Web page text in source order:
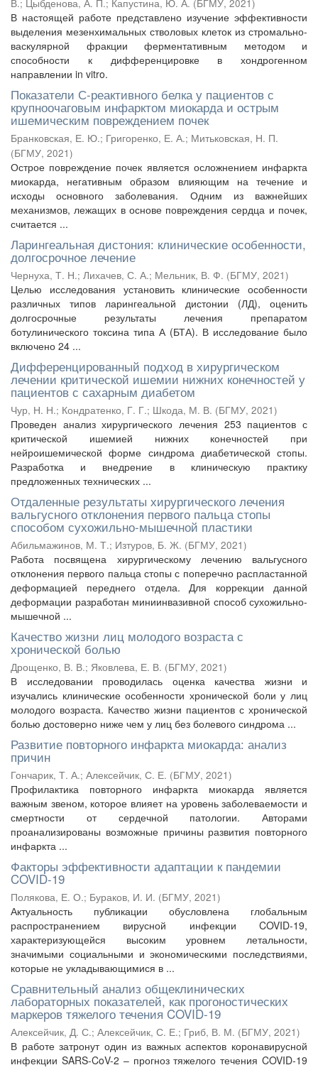
В.; Цыбденова, А. П.; Капустина, Ю. А. (БГМУ, 2021 )
В настоящей работе представлено изучение эффективности
выделения мезенхимальных стволовых клеток из стромально-
васкулярной фракции ферментативным методом и
способности к дифференцировке в хондрогенном
направлении in vitro.
Показатели С-реактивного белка у пациентов с
крупноочаговым инфарктом миокарда и острым
ишемическим повреждением почек
Бранковская, Е. Ю.; Григоренко, Е. А.; Митьковская, Н. П.
(БГМУ, 2021)
Острое повреждение почек является осложнением инфаркта
миокарда, негативным образом влияющим на течение и
исходы основного заболевания. Одним из важнейших
механизмов, лежащих в основе повреждения сердца и почек,
считается ...
Ларингеальная дистония: клинические особенности,
долгосрочное лечение
Чернуха, Т. Н.; Лихачев, С. А.; Мельник, В. Ф. (БГМУ, 2021)
Целью исследования установить клинические особенности
различных типов ларингеальной дистонии (ЛД), оценить
долгосрочные результаты лечения препаратом
ботулинического токсина типа А (БТА). В исследование было
включено 24 ...
Дифференцированный подход в хирургическом
лечении критической ишемии нижних конечностей у
пациентов с сахарным диабетом
Чур, Н. Н.; Кондратенко, Г. Г.; Шкода, М. В. (БГМУ, 2021)
Проведен анализ хирургического лечения 253 пациентов с
критической ишемией нижних конечностей при
нейроишемической форме синдрома диабетической стопы.
Разработка и внедрение в клиническую практику
предложенных технических ...
Отдаленные результаты хирургического лечения
вальгусного отклонения первого пальца стопы
способом сухожильно-мышечной пластики
Абильмажинов, М. Т.; Изтуров, Б. Ж. (БГМУ, 2021)
Работа посвящена хирургическому лечению вальгусного
отклонения первого пальца стопы с поперечно распластанной
деформацией переднего отдела. Для коррекции данной
деформации разработан миниинвазивной способ сухожильно-
мышечной ...
Качество жизни лиц молодого возраста с
хронической болью
Дрощенко, В. В.; Яковлева, Е. В. (БГМУ, 2021)
В исследовании проводилась оценка качества жизни и
изучались клинические особенности хронической боли у лиц
молодого возраста. Качество жизни пациентов с хронической
болью достоверно ниже чем у лиц без болевого синдрома ...
Развитие повторного инфаркта миокарда: анализ
причин
Гончарик, Т. А.; Алексейчик, С. Е. (БГМУ, 2021)
Профилактика повторного инфаркта миокарда является
важным звеном, которое влияет на уровень заболеваемости и
смертности от сердечной патологии. Авторами
проанализированы возможные причины развития повторного
инфаркта ...
Факторы эффективности адаптации к пандемии
COVID-19
Полякова, Е. О.; Бураков, И. И. (БГМУ, 2021)
Актуальность публикации обусловлена глобальным
распространением вирусной инфекции COVID-19,
характеризующейся высоким уровнем летальности,
значимыми социальными и экономическими последствиями,
которые не укладывающимися в ...
Сравнительный анализ общеклинических
лабораторных показателей, как прогоностических
маркеров тяжелого течения COVID-19
Алексейчик, Д. С.; Алексейчик, С. Е.; Гриб, В. М. (БГМУ, 2021)
В работе затронут один из важных аспектов коронавирусной
инфекции SARS-CoV-2 – прогноз тяжелого течения COVID-19